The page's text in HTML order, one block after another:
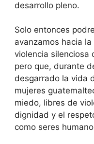
desarrollo pleno.
Solo entonces
avanzamos hacia
violencia silenciosa
pero que, durante
desgarrado la vida
mujeres
miedo, libres de
dignidad y el
como seres